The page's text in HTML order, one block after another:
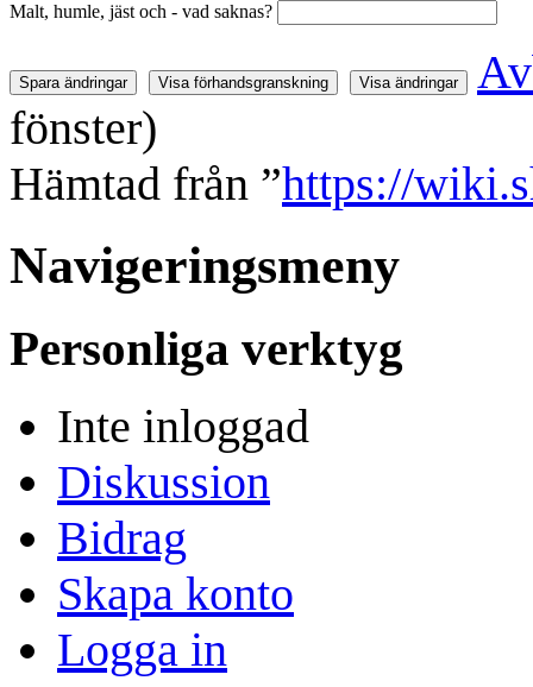
Malt, humle, jäst och - vad saknas?
fönster)
Hämtad från ”https://
Navigeringsmeny
Personliga verktyg
Inte inloggad
Diskussion
Bidrag
Skapa konto
Logga in